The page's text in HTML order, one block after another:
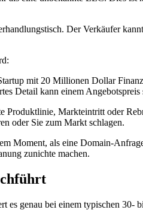
Der Verkäufer
mit 20 Millionen Dollar
Detail kann einem
Produktlinie, Markteintritt oder
oder Sie zum Markt schlagen.
Moment, als eine Domain-
zunichte machen.
genau bei einem typischen 30-